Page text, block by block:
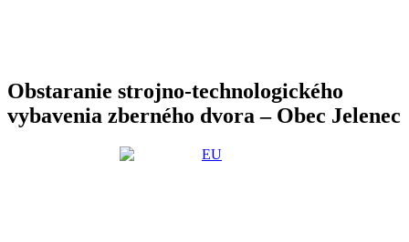
Obstaranie strojno-technologického
vybavenia zberného dvora – Obec Jelenec